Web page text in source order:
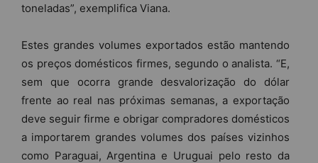
toneladas”, exemplifica Viana.
Estes grandes volumes exportados estão mantendo
os preços domésticos firmes, segundo o analista. “E,
sem que ocorra grande desvalorização do dólar
frente ao real nas próximas semanas, a exportação
deve seguir firme e obrigar compradores domésticos
a importarem grandes volumes dos países vizinhos
como Paraguai, Argentina e Uruguai pelo resto da